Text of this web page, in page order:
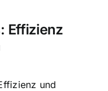
Effizienz
und